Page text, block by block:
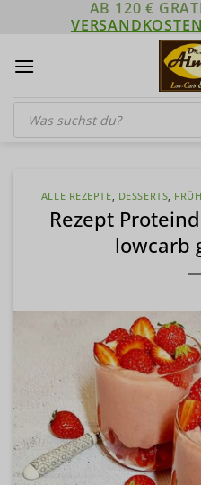
AB 120 €
Products
search
ALLE REZEPTE, DESSERTS,
Rezept
lowcarb